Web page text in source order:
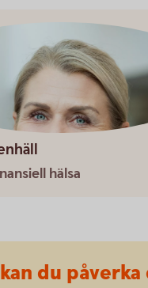
hälsa
du påverka